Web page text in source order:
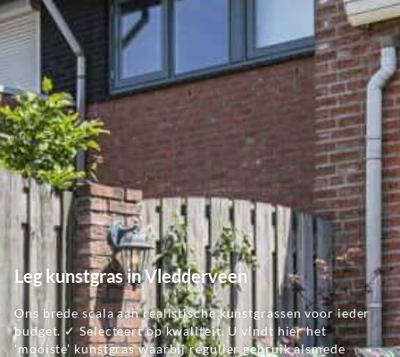
Leg kunstgras in Vledderveen
Ons brede scala aan realistische kunstgrassen voor ieder
budget. ✓ Selecteert op kwaliteit. U vindt hier het
'mooiste' kunstgras waarbij regulier gebruik alsmede